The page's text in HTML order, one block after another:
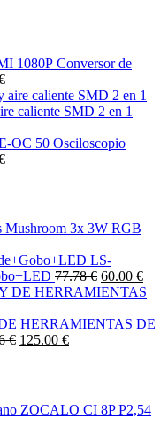
Conversor de
caliente SMD 2 en 1
Osciloscopio
Mushroom 3x 3W RGB
LS-
77.78 € 60.00 €
HERRAMIENTAS DE
€ 125.00 €
ZOCALO CI 8P P2,54